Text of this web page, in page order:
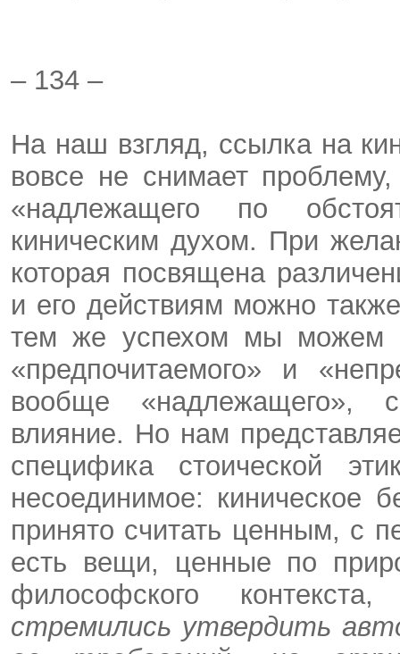
– 134 –
На наш взгляд, ссылка на
вовсе не снимает
«надлежащего по
киническим духом. При
которая посвящена
и его действиям можно
тем же успехом мы можем
«предпочитаемого» и
вообще «надлежащего»,
влияние. Но нам
специфика стоической
несоединимое: киническое
принято считать ценным, с
есть вещи, ценные по
философского
стремились утвердить